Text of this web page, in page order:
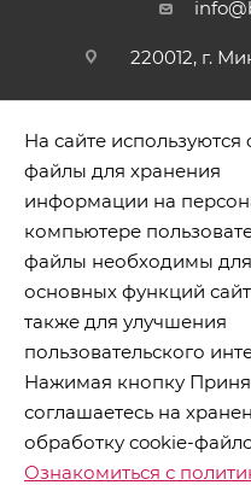
220012, г.
2026 © БЕЛБОГЕМИЯ (c).
хозяйственными
Толбухина 2а, пом.
На сайте используются
файлы для хранения
информации на
компьютере
файлы необходимы
основных функций
также для улучшения
пользовательского
Нажимая кнопку
соглашаетесь на
обработку cookie-
Ознакомиться с